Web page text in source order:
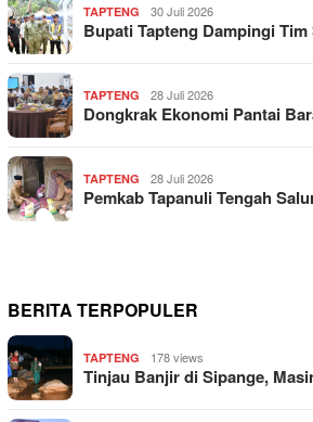
TAPTENG 30 Juli 2026
Bupati Tapteng Dampingi
TAPTENG 28 Juli 2026
Dongkrak Ekonomi Pantai
TAPTENG 28 Juli 2026
Pemkab Tapanuli Tengah
BERITA TERPOPULER
TAPTENG 178 views
Tinjau Banjir di Sipange,